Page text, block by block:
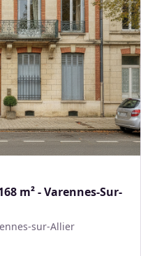
m² - Varennes-Sur-
sur-Allier